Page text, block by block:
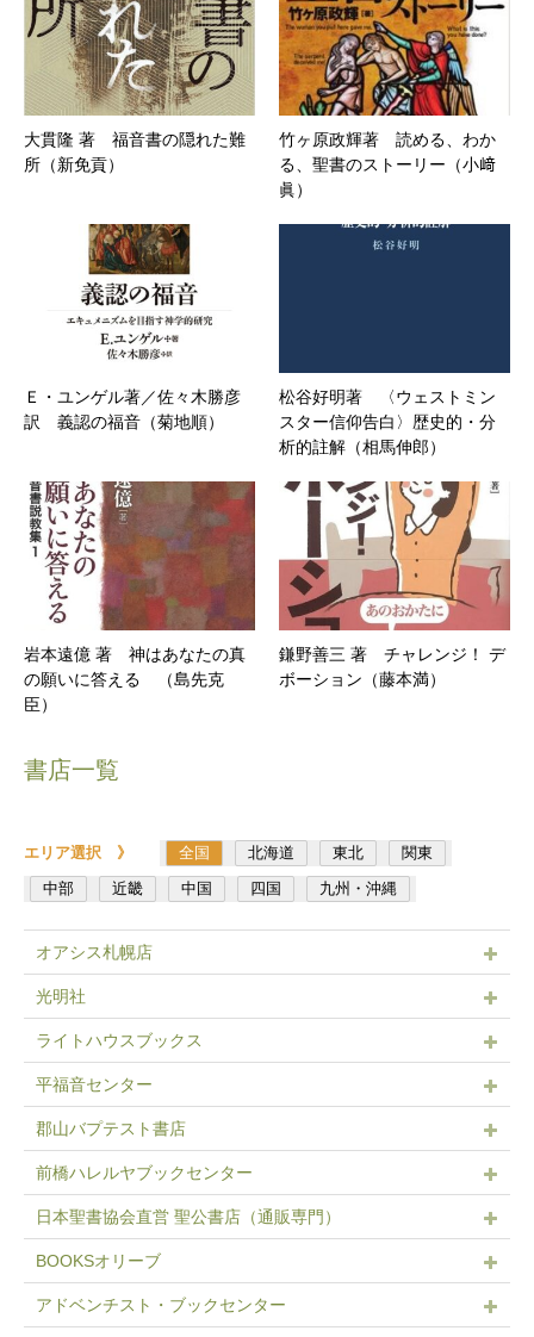
大貫隆 著 福音書の隠れた難
所（新免貢）
竹ヶ原政輝著 読める、わか
る、聖書のストーリー（小﨑
眞）
Ｅ・ユンゲル著／佐々木勝彦
訳 義認の福音（菊地順）
松谷好明著 〈ウェストミン
スター信仰告白〉歴史的・分
析的註解（相馬伸郎）
岩本遠億 著 神はあなたの真
の願いに答える （島先克
臣）
鎌野善三 著 チャレンジ！ デ
ボーション（藤本満）
書店一覧
エリア選択 》 全国 北海道 東北
関東
中部
近畿 中国 四国 九州・沖縄
オアシス札幌店
光明社
ライトハウスブックス
平福音センター
郡山バプテスト書店
前橋ハレルヤブックセンター
日本聖書協会直営 聖公書店（通販専門）
BOOKSオリーブ
アドベンチスト・ブックセンター